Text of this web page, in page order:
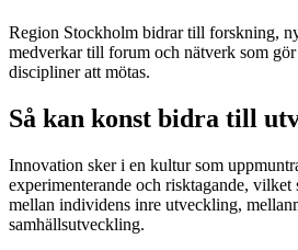
Region Stockholm bidrar till forskning,
medverkar till forum och nätverk som
discipliner att mötas.
Så kan konst bidra till
Innovation sker i en kultur som
experimenterande och risktagande, vilket
mellan individens inre utveckling,
samhällsutveckling.